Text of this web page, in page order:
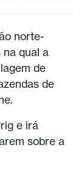
norte-
qual a
de
de
e irá
sobre a